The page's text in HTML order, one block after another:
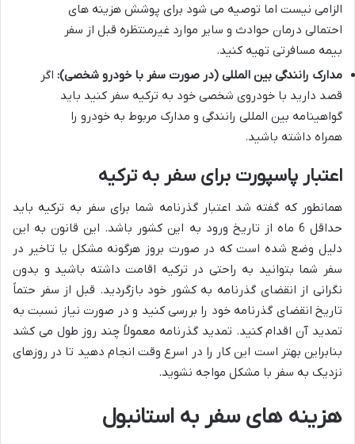
الزامی نیست اما توصیه می شود برای پوشش هزینه های
احتمالی درمان حوادث و سایر موارد غیرمنتظره قبل از سفر
بیمه مسافرتی تهیه کنید.
مدارک رانندگی بین المللی (در صورت سفر با خودرو شخصی): اگر
قصد دارید با خودروی شخصی خود به ترکیه سفر کنید باید
گواهینامه بین المللی رانندگی و مدارک مربوط به خودرو را
همراه داشته باشید.
اعتبار پاسپورت برای سفر به ترکیه
همانطور که گفته شد اعتبار گذرنامه شما برای سفر به ترکیه باید
حداقل 6 ماه از تاریخ ورود به این کشور باشد. این قانون به این
دلیل وضع شده است که در صورت بروز هرگونه مشکل یا تاخیر در
سفر شما بتوانید به راحتی در ترکیه اقامت داشته باشید و بدون
نگرانی از انقضای گذرنامه به کشور خود بازگردید. قبل از سفر حتماً
تاریخ انقضای گذرنامه خود را بررسی کنید و در صورت نیاز نسبت به
تمدید آن اقدام کنید. تمدید گذرنامه معمولاً چند روز طول می کشد
بنابراین بهتر است این کار را در اسرع وقت انجام دهید تا در روزهای
نزدیک به سفر با مشکل مواجه نشوید.
هزینه های سفر به استانبول